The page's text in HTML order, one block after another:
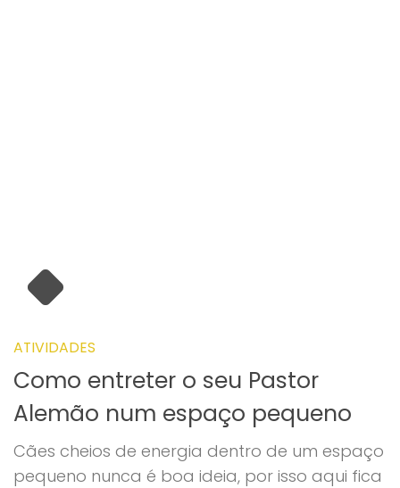
ATIVIDADES
Como entreter o seu Pastor
Alemão num espaço pequeno
Cães cheios de energia dentro de um espaço
pequeno nunca é boa ideia, por isso aqui fica